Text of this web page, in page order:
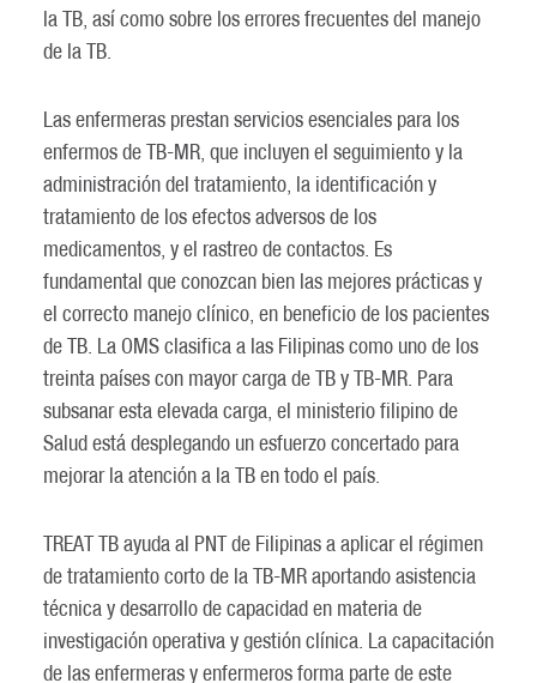
la TB, así como sobre los errores frecuentes del manejo
de la TB.
Las enfermeras prestan servicios esenciales para los
enfermos de TB-MR, que incluyen el seguimiento y la
administración del tratamiento, la identificación y
tratamiento de los efectos adversos de los
medicamentos, y el rastreo de contactos. Es
fundamental que conozcan bien las mejores prácticas y
el correcto manejo clínico, en beneficio de los pacientes
de TB. La OMS clasifica a las Filipinas como uno de los
treinta países con mayor carga de TB y TB-MR. Para
subsanar esta elevada carga, el ministerio filipino de
Salud está desplegando un esfuerzo concertado para
mejorar la atención a la TB en todo el país.
TREAT TB ayuda al PNT de Filipinas a aplicar el régimen
de tratamiento corto de la TB-MR aportando asistencia
técnica y desarrollo de capacidad en materia de
investigación operativa y gestión clínica. La capacitación
de las enfermeras y enfermeros forma parte de este